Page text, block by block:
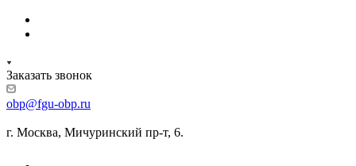
Заказать звонок
obp@fgu-obp.ru
г. Москва, Мичуринский пр-т, 6.